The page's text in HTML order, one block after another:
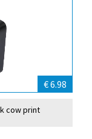
€ 6.98
cow print